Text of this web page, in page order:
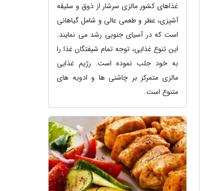
غذاهای کشور مالزی سرشار از ذوق و سلیقه
آشپزی، عطر و طعمی عالی و شامل گیاهانی
است که در آسیای جنوبی رشد می نمایند.
این تنوع غذایی، توجه تمام شیفتگان غذا را
به خود جلب نموده است. رژیم غذایی
مالزی متمرکز بر چاشنی ها و ادویه های
متنوع است.